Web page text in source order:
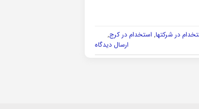
در شرکتها, استخدام در کرج,
ارسال دیدگاه